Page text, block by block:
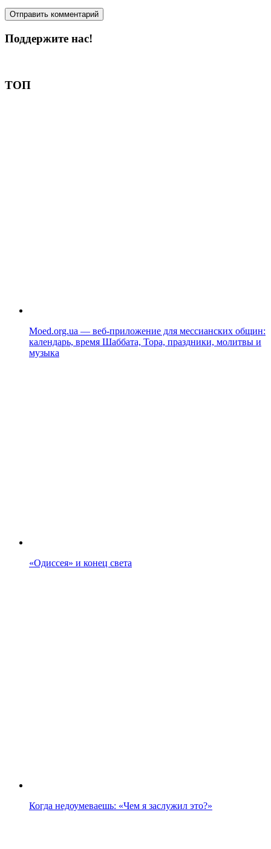
Поддержите нас!
ТОП
Moed.org.ua — веб-приложение для мессианских общин:
календарь, время Шаббата, Тора, праздники, молитвы и
музыка
«Одиссея» и конец света
Когда недоумеваешь: «Чем я заслужил это?»